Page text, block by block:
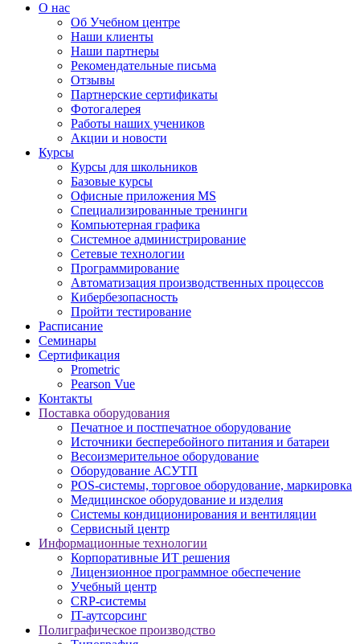
О нас
Об Учебном центре
Наши клиенты
Наши партнеры
Рекомендательные письма
Отзывы
Партнерские сертификаты
Фотогалерея
Работы наших учеников
Акции и новости
Курсы
Курсы для школьников
Базовые курсы
Офисные приложения MS
Специализированные тренинги
Компьютерная графика
Системное администрирование
Сетевые технологии
Программирование
Автоматизация производственных процессов
Кибербезопасность
Пройти тестирование
Расписание
Семинары
Сертификация
Prometric
Pearson Vue
Контакты
Поставка оборудования
Печатное и постпечатное оборудование
Источники бесперебойного питания и батареи
Весоизмерительное оборудование
Оборудование АСУТП
POS-системы, торговое оборудование, маркировка
Медицинское оборудование и изделия
Системы кондиционирования и вентиляции
Сервисный центр
Информационные технологии
Корпоративные ИТ решения
Лицензионное программное обеспечение
Учебный центр
CRP-системы
IT-аутсорсинг
Полиграфическое производство